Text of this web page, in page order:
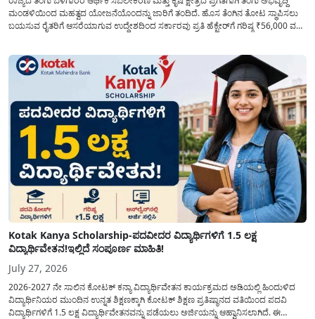
ಮಂಡಳಿಯಿಂದ ಮಹತ್ವದ ಯೋಜನೆಯೊಂದನ್ನು ಜಾರಿಗೆ ತಂದಿದೆ. ಹೊಸ ತೆಂಗಿನ ತೋಟ ಸ್ಥಾಪಿಸಲು
ಬಯಸುವ ರೈತರಿಗೆ ಆಸರೆಯಾಗುವ ಉದ್ದೇಶದಿಂದ ಸರ್ಕಾರವು ಪ್ರತಿ ಹೆಕ್ಟೇರ್‌ಗೆ ಗರಿಷ್ಠ ₹56,000 ವರೆಗೆ
Kotak Kanya Scholarship-ಪದವೀದರ ವಿದ್ಯಾರ್ಥಿಗಳಿಗೆ 1.5 ಲಕ್ಷ
ವಿದ್ಯಾರ್ಥಿವೇತನ!ಇಲ್ಲಿದೆ ಸಂಪೂರ್ಣ ಮಾಹಿತಿ!
July 27, 2026
2026-2027 ನೇ ಸಾಲಿನ ಕೋಟಕ್ ಕನ್ಯಾ ವಿದ್ಯಾರ್ಥಿವೇತನ ಕಾರ್ಯಕ್ರಮದ ಅಡಿಯಲ್ಲಿ ಹಿಂದುಳಿದ
ವಿದ್ಯಾರ್ಥಿನಿಯರ ಮುಂದಿನ ಉನ್ನತ ಶಿಕ್ಷಣಕ್ಕಾಗಿ ಕೋಟಕ್ ಶಿಕ್ಷಣ ಪ್ರತಿಷ್ಠಾನದ ವತಿಯಿಂದ ಪದವಿ
ವಿದ್ಯಾರ್ಥಿಗಳಿಗೆ 1.5 ಲಕ್ಷ ವಿದ್ಯಾರ್ಥಿವೇತನವನ್ನು ಪಡೆಯಲು ಅರ್ಜಿಯನ್ನು ಆಹ್ವಾನಿಸಲಾಗಿದೆ. ಈ